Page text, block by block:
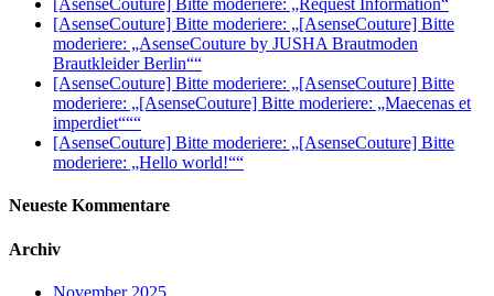
[AsenseCouture] Bitte moderiere: „Request Information“
[AsenseCouture] Bitte moderiere: „[AsenseCouture] Bitte
moderiere: „AsenseCouture by JUSHA Brautmoden
Brautkleider Berlin““
[AsenseCouture] Bitte moderiere: „[AsenseCouture] Bitte
moderiere: „[AsenseCouture] Bitte moderiere: „Maecenas et
imperdiet“““
[AsenseCouture] Bitte moderiere: „[AsenseCouture] Bitte
moderiere: „Hello world!““
Neueste Kommentare
Archiv
November 2025